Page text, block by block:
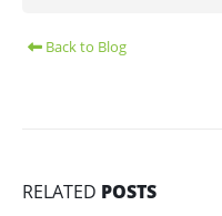
Back to Blog
RELATED POSTS